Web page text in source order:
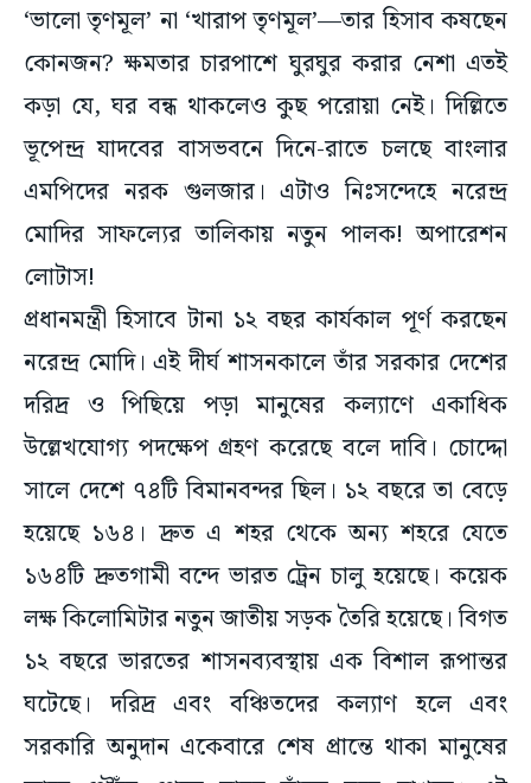
‘ভালো তৃণমূল’ না ‘খারাপ তৃণমূল’—তার হিসাব কষছেন
কোনজন? ক্ষমতার চারপাশে ঘুরঘুর করার নেশা এতই
কড়া যে, ঘর বন্ধ থাকলেও কুছ পরোয়া নেই। দিল্লিতে
ভূপেন্দ্র যাদবের বাসভবনে দিনে-রাতে চলছে বাংলার
এমপিদের নরক গুলজার। এটাও নিঃসন্দেহে নরেন্দ্র
মোদির সাফল্যের তালিকায় নতুন পালক! অপারেশন
লোটাস!
প্রধানমন্ত্রী হিসাবে টানা ১২ বছর কার্যকাল পূর্ণ করছেন
নরেন্দ্র মোদি। এই দীর্ঘ শাসনকালে তাঁর সরকার দেশের
দরিদ্র ও পিছিয়ে পড়া মানুষের কল্যাণে একাধিক
উল্লেখযোগ্য পদক্ষেপ গ্রহণ করেছে বলে দাবি। চোদ্দো
সালে দেশে ৭৪টি বিমানবন্দর ছিল। ১২ বছরে তা বেড়ে
হয়েছে ১৬৪। দ্রুত এ শহর থেকে অন্য শহরে যেতে
১৬৪টি দ্রুতগামী বন্দে ভারত ট্রেন চালু হয়েছে। কয়েক
লক্ষ কিলোমিটার নতুন জাতীয় সড়ক তৈরি হয়েছে। বিগত
১২ বছরে ভারতের শাসনব্যবস্থায় এক বিশাল রূপান্তর
ঘটেছে। দরিদ্র এবং বঞ্চিতদের কল্যাণ হলে এবং
সরকারি অনুদান একেবারে শেষ প্রান্তে থাকা মানুষের